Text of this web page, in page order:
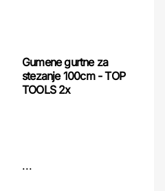
Gumene gurtne za
stezanje 100cm - TOP
TOOLS 2x
...